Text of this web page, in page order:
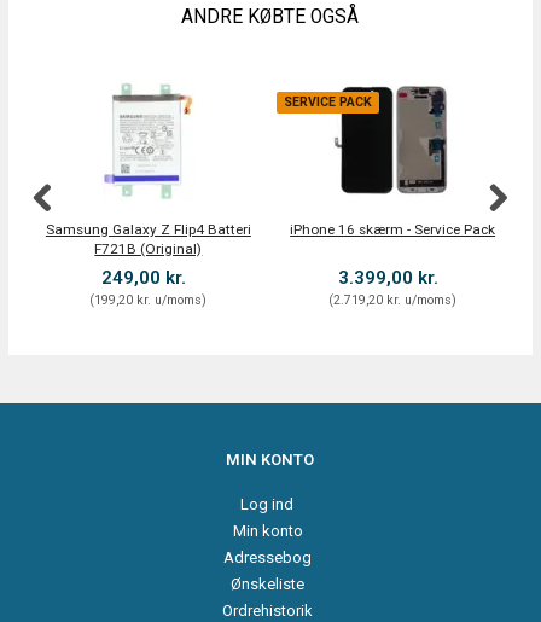
ANDRE KØBTE OGSÅ
Samsung Galaxy Z Flip4 Batteri
F721B (Original)
249,00 kr.
(199,20 kr. u/moms)
SERVICE PACK
iPhone 16 skærm - Service Pack
3.399,00 kr.
(2.719,20 kr. u/moms)
MIN KONTO
Log ind
Min konto
Adressebog
Ønskeliste
Ordrehistorik